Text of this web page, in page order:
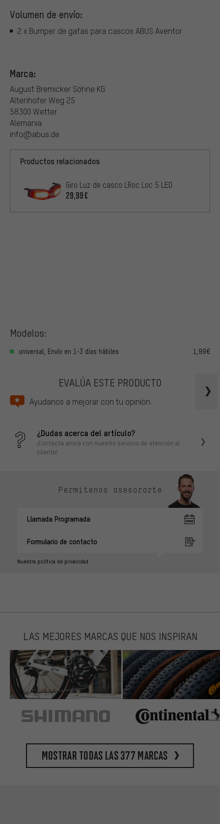
Volumen de envío:
2 x Bumper de gafas para cascos ABUS Aventor
Marca:
August Bremicker Söhne KG
Altenhofer Weg 25
58300 Wetter
Alemania
info@abus.de
Productos relacionados
Giro Luz de casco LRoc Loc 5 LED
29,99€
Modelos:
universal, Envío en 1-3 días hábiles 1,99€
EVALÚA ESTE PRODUCTO
Ayudanos a mejorar con tu opinión.
¿Dudas acerca del artículo?
¡Contacta ahora con nuestro servicio de atención al
cliente!
Permítenos asesorarte
Llamada Programada
Formulario de contacto
Nuestra política de privacidad
LAS MEJORES MARCAS QUE NOS INSPIRAN
Mostrar todas las 377 marcas